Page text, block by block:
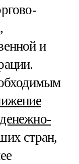
и
стран,